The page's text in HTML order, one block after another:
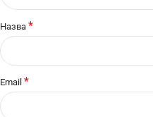
Назва *
Email *